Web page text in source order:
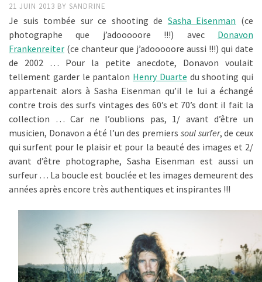
21 JUIN 2013 BY SANDRINE
Je suis tombée sur ce shooting de Sasha Eisenman (ce
photographe que j’adooooore !!!) avec Donavon
Frankenreiter (ce chanteur que j’adooooore aussi !!!) qui date
de 2002 … Pour la petite anecdote, Donavon voulait
tellement garder le pantalon Henry Duarte du shooting qui
appartenait alors à Sasha Eisenman qu’il le lui a échangé
contre trois des surfs vintages des 60’s et 70’s dont il fait la
collection … Car ne l’oublions pas, 1/ avant d’être un
musicien, Donavon a été l’un des premiers soul surfer, de ceux
qui surfent pour le plaisir et pour la beauté des images et 2/
avant d’être photographe, Sasha Eisenman est aussi un
surfeur … La boucle est bouclée et les images demeurent des
années après encore très authentiques et inspirantes !!!